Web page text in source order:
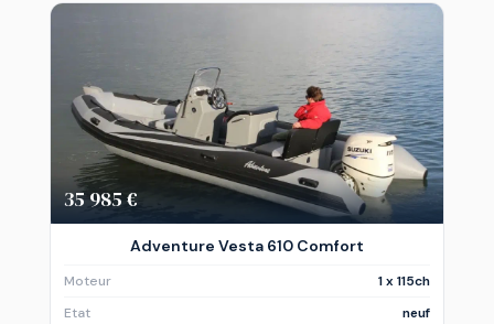
35 985 €
Adventure Vesta 610 Comfort
Moteur
1 x 115ch
Etat
neuf